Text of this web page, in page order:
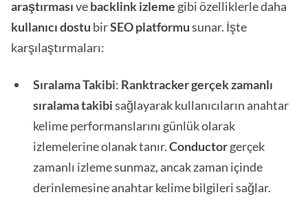
araştırmasıvebacklinkizleme gibi özelliklerle daha
kullanıcı dostu birSEO platformusunar. İşte
karşılaştırmaları:
Sıralama Takibi: Ranktrackergerçek zamanlı
sıralama takibisağlayarak kullanıcıların anahtar
kelime performanslarını günlük olarak
izlemelerine olanak tanır.Conductorgerçek
zamanlı izleme sunmaz, ancak zaman içinde
derinlemesine anahtar kelime bilgileri sağlar.